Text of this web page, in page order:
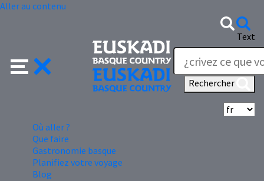
Aller au contenu
Text
Rechercher
Où aller ?
Que faire
Gastronomie basque
Planifiez votre voyage
Blog